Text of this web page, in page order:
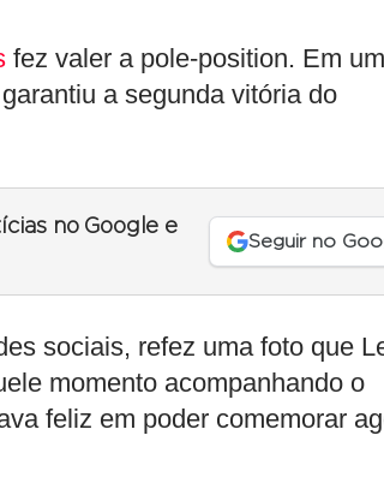
fez valer a pole-position. Em um
a segunda vitória do
no Google e
Seguir no
sociais, refez uma foto que
momento acompanhando o
feliz em poder comemorar